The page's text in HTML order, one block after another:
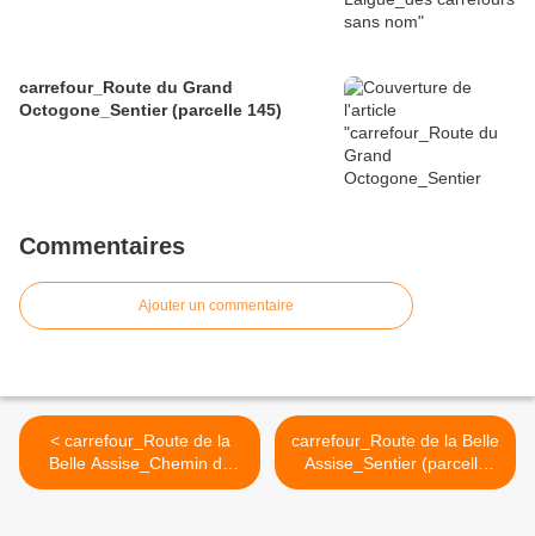
carrefour_Route du Grand
Octogone_Sentier (parcelle 145)
Commentaires
Ajouter un commentaire
< carrefour_Route de la
Belle Assise_Chemin de
Pont l'Echo
carrefour_Route de la Belle
Assise_Sentier (parcelle
168) >